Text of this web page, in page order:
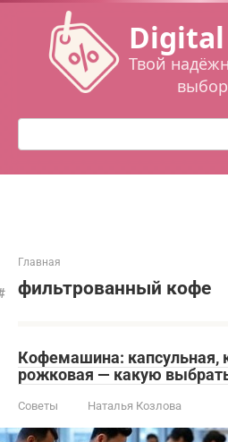
Перейти
контенту
Твой
Поиск:
Главная
фильтрованный кофе
Кофемашина: капсульная,
рожковая — какую
Советы Наталья Козлова